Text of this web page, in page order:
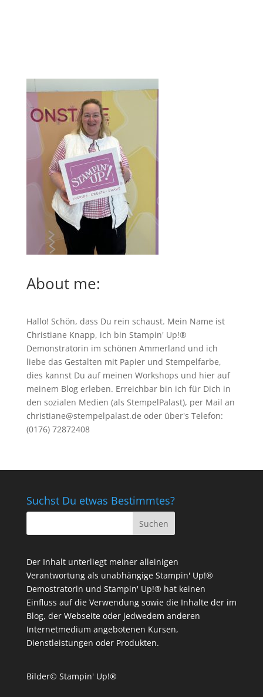
About me:
Hallo! Schön, dass Du rein schaust. Mein Name ist
Christiane Knapp, ich bin Stampin' Up!®
Demonstratorin im schönen Ammerland und ich
liebe das Gestalten mit Papier und Stempelfarbe,
dies kannst Du auf meinen Workshops und hier auf
meinem Blog erleben. Erreichbar bin ich für Dich in
den sozialen Medien (als StempelPalast), per Mail an
christiane@stempelpalast.de oder über's Telefon:
(0176) 72872408
Suchst Du etwas Bestimmtes?
Der Inhalt unterliegt meiner alleinigen
Verantwortung als unabhängige Stampin' Up!®
Demostratorin und Stampin' Up!® hat keinen
Einfluss auf die Verwendung sowie die Inhalte der im
Blog, der Webseite oder jedwedem anderen
Internetmedium angebotenen Kursen,
Dienstleistungen oder Produkten.
Bilder© Stampin' Up!®